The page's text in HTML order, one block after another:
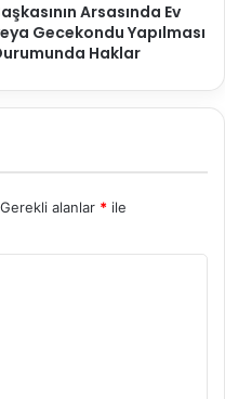
Arsasında Ev
Gecekondu Yapılması
Haklar
Gerekli alanlar * ile